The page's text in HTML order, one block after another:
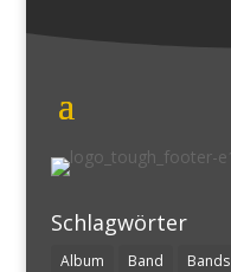
Schlagwörter
Album Band Bands